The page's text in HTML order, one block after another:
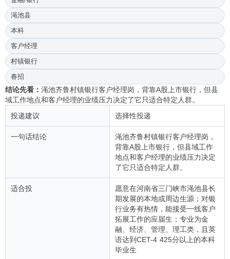
渑池县
本科
客户经理
村镇银行
春招
结论先看： 渑池齐鲁村镇银行客户经理岗，背靠A股上市银行，但县
域工作地点和客户经理的业绩压力决定了它只适合特定人群。
投递建议
选择性投递
一句话结论
渑池齐鲁村镇银行客户经理岗，
背靠A股上市银行，但县域工作
地点和客户经理的业绩压力决定
了它只适合特定人群。
适合投
愿意在河南省三门峡市渑池县长
期发展的本地或周边生源；对银
行业务有热情，能接受一线客户
拓展工作的应届生；专业为金
融、经济、管理、理工类，且英
语达到CET-4 425分以上的本科
毕业生